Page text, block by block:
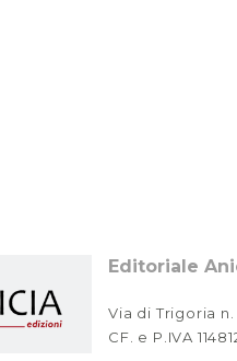
Editoriale
Via di Trigoria n.
CF. e P.IVA